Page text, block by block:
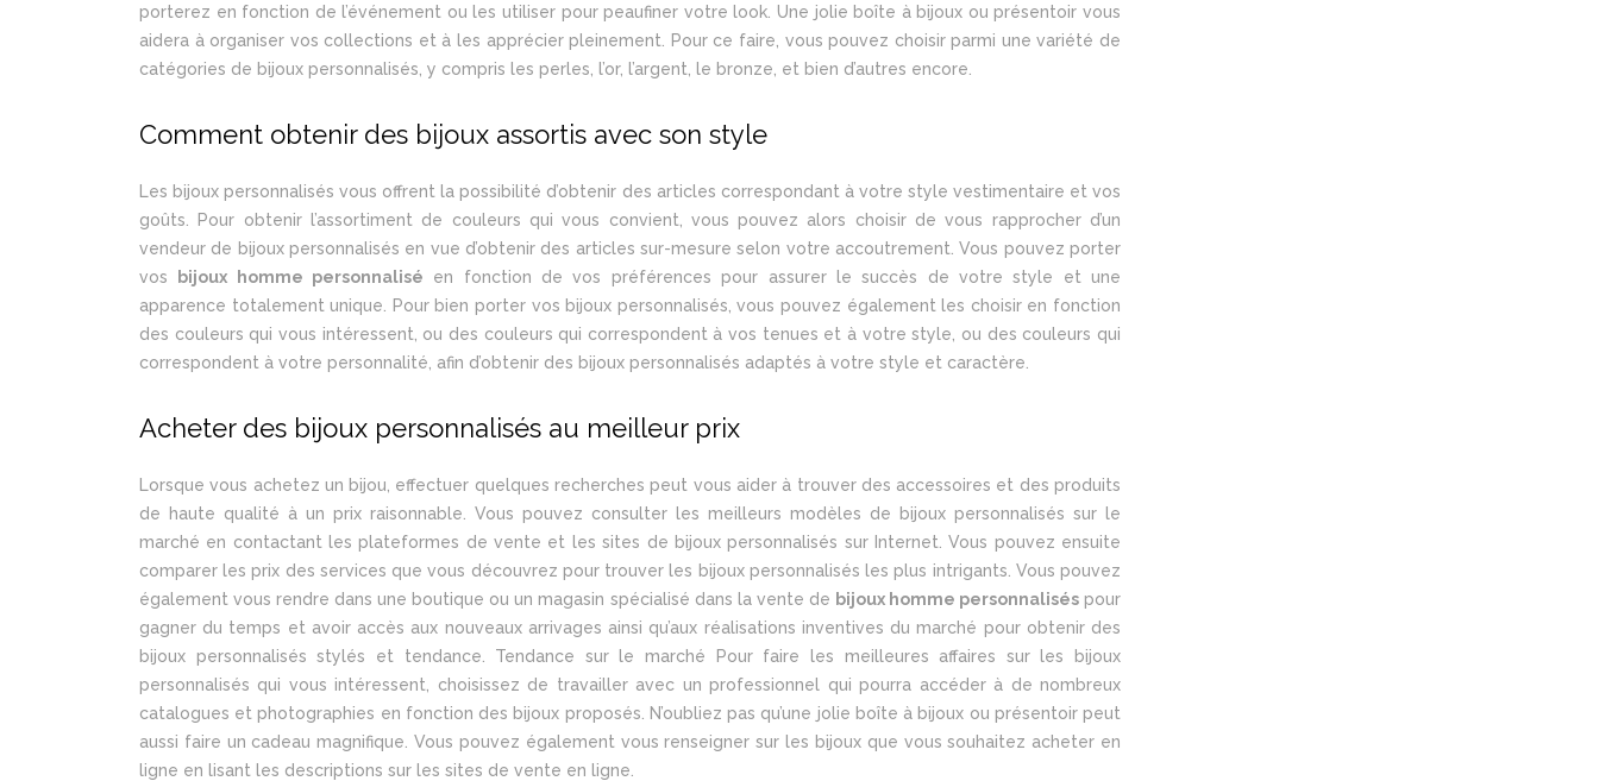
porterez en fonction de l’événement ou les utiliser pour peaufiner votre look. Une jolie boîte à bijoux ou présentoir vous
aidera à organiser vos collections et à les apprécier pleinement. Pour ce faire, vous pouvez choisir parmi une variété de
catégories de bijoux personnalisés, y compris les perles, l’or, l’argent, le bronze, et bien d’autres encore.
Comment obtenir des bijoux assortis avec son style
Les bijoux personnalisés vous offrent la possibilité d’obtenir des articles correspondant à votre style vestimentaire et vos
goûts. Pour obtenir l’assortiment de couleurs qui vous convient, vous pouvez alors choisir de vous rapprocher d’un
vendeur de bijoux personnalisés en vue d’obtenir des articles sur-mesure selon votre accoutrement. Vous pouvez porter
vos
bijoux homme personnalisé en fonction de vos préférences pour assurer le succès de votre style et une
apparence totalement unique. Pour bien porter vos bijoux personnalisés, vous pouvez également les choisir en fonction
des couleurs qui vous intéressent, ou des couleurs qui correspondent à vos tenues et à votre style, ou des couleurs qui
correspondent à votre personnalité, afin d’obtenir des bijoux personnalisés adaptés à votre style et caractère.
Acheter des bijoux personnalisés au meilleur prix
Lorsque vous achetez un bijou, effectuer quelques recherches peut vous aider à trouver des accessoires et des produits
de haute qualité à un prix raisonnable. Vous pouvez consulter les meilleurs modèles de bijoux personnalisés sur le
marché en contactant les plateformes de vente et les sites de bijoux personnalisés sur Internet. Vous pouvez ensuite
comparer les prix des services que vous découvrez pour trouver les bijoux personnalisés les plus intrigants. Vous pouvez
également vous rendre dans une boutique ou un magasin spécialisé dans la vente de bijoux homme personnaliséspour
gagner du temps et avoir accès aux nouveaux arrivages ainsi qu’aux réalisations inventives du marché pour obtenir des
bijoux personnalisés stylés et tendance. Tendance sur le marché Pour faire les meilleures affaires sur les bijoux
personnalisés qui vous intéressent, choisissez de travailler avec un professionnel qui pourra accéder à de nombreux
catalogues et photographies en fonction des bijoux proposés. N’oubliez pas qu’une jolie boîte à bijoux ou présentoir peut
aussi faire un cadeau magnifique. Vous pouvez également vous renseigner sur les bijoux que vous souhaitez acheter en
ligne en lisant les descriptions sur les sites de vente en ligne.